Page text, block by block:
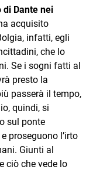
Dante nei
acquisito
infatti, egli
che lo
Se i sogni fatti al
presto la
passerà il tempo,
quindi, si
sul ponte
proseguono l’irto
Giunti al
ciò che vede lo